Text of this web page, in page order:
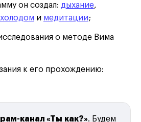
он создал: дыхание,
и медитации;
о методе Вима
к его прохождению:
канал «Ты как?». Будем